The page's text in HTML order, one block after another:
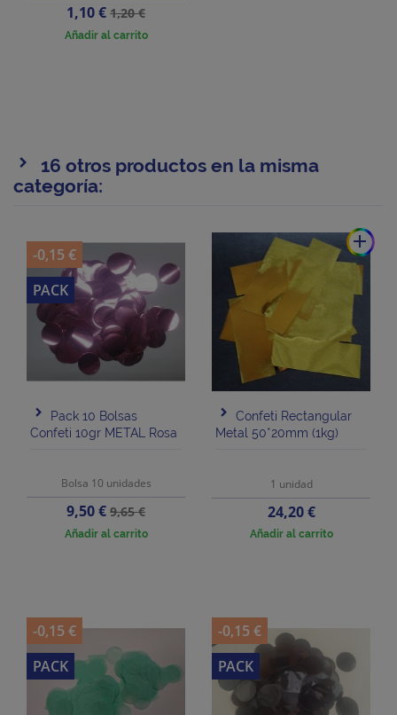
Precio
1,10 €Precio
base
1,20 €
Añadir al carrito
16 otros productos en la misma
categoría:
Pack 10 Bolsas
Confeti 10gr METAL Rosa
Bolsa 10 unidades
Precio
9,50 €Precio
base
9,65 €
Añadir al carrito
-0,15 €
PACK
add
Confeti Rectangular
Metal 50*20mm (1kg)
1 unidad
Precio
24,20 €
Añadir al carrito
-0,15 €
PACK
-0,15 €
PACK